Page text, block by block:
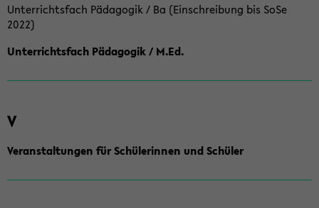
Unterrichtsfach Pädagogik / Ba (Einschreibung bis SoSe
2022)
Unterrichtsfach Pädagogik / M.Ed.
V
Veranstaltungen für Schülerinnen und Schüler